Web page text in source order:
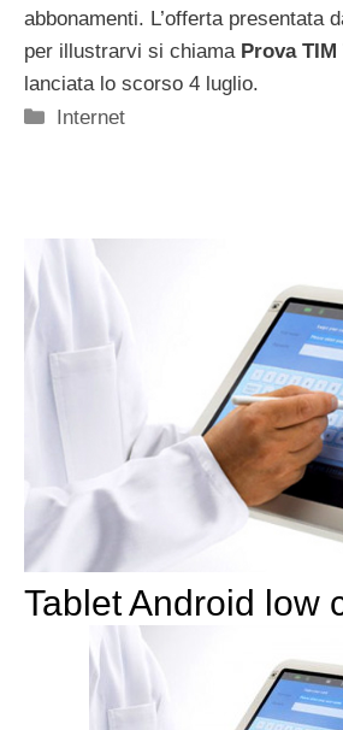
abbonamenti. L’offerta presentata
per illustrarvi si chiama Prova TIM
lanciata lo scorso 4 luglio.
Categorie
Internet
Tablet Android low